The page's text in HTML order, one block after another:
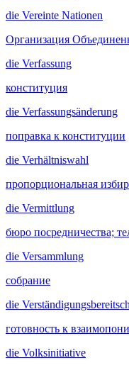
die Vereinte Nationen
Организация
die Verfassung
конституция
die Verfassungsänderung
поправка к конституции
die Verhältniswahl
пропорциональная
die Vermittlung
бюро посредничества;
die Versammlung
собрание
die
готовность к
die Volksinitiative